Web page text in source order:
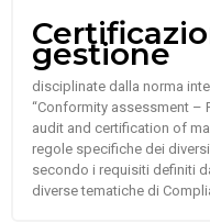
gestione
disciplinate dalla norma
“Conformity assessment –
audit and certification of
regole specifiche dei
secondo i requisiti definiti
diverse tematiche di